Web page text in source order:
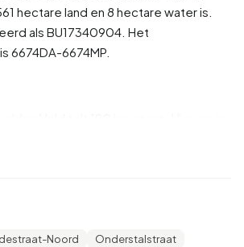
hectare land en 8 hectare water is.
als BU17340904. Het
6674MP.
vrouw. De meeste inwoners zijn 45
50,0% is gehuwd, 2,6% is
is verweduwd. 180 inwoners komen
Noord
Onderstalstraat